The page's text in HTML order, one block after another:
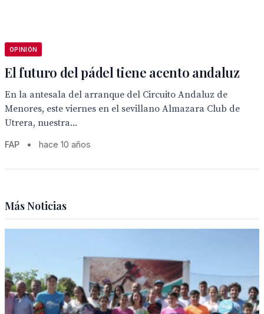
OPINIÓN
El futuro del pádel tiene acento andaluz
En la antesala del arranque del Circuito Andaluz de
Menores, este viernes en el sevillano Almazara Club de
Utrera, nuestra...
FAP • hace 10 años
Más Noticias